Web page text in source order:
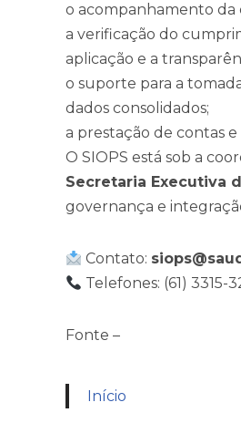
o acompanhamento da
a verificação do
aplicação e a
o suporte para a
dados consolidados;
a prestação de contas
O SIOPS está sob a
Secretaria Executiva
governança e
Contato:
Telefones: (61) 3315-
Fonte –
Início